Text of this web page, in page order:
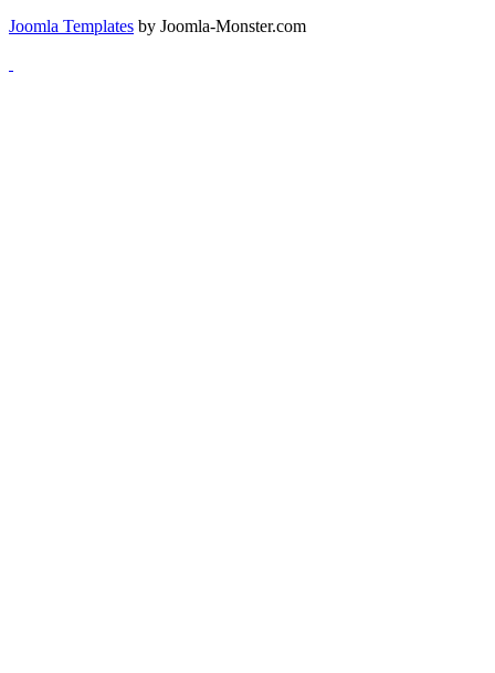
Joomla Templates by Joomla-Monster.com